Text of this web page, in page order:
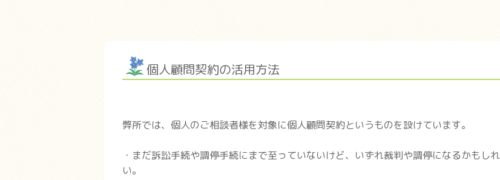
個人顧問契約の活用方法
弊所では、個人のご相談者様を対象に個人顧問契約というものを設けています。
・まだ訴訟手続や調停手続にまで至っていないけど、いずれ裁判や調停になるかもし
い。